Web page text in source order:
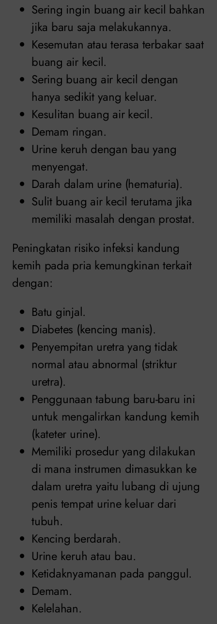
Sering ingin buang air kecil bahkan
jika baru saja melakukannya.
Kesemutan atau terasa terbakar saat
buang air kecil.
Sering buang air kecil dengan
hanya sedikit yang keluar.
Kesulitan buang air kecil.
Demam ringan.
Urine keruh dengan bau yang
menyengat.
Darah dalam urine (hematuria).
Sulit buang air kecil terutama jika
memiliki masalah dengan prostat.
Peningkatan risiko infeksi kandung
kemih pada pria kemungkinan terkait
dengan:
Batu ginjal.
Diabetes (kencing manis).
Penyempitan uretra yang tidak
normal atau abnormal (striktur
uretra).
Penggunaan tabung baru-baru ini
untuk mengalirkan kandung kemih
(kateter urine).
Memiliki prosedur yang dilakukan
di mana instrumen dimasukkan ke
dalam uretra yaitu lubang di ujung
penis tempat urine keluar dari
tubuh.
Kencing berdarah.
Urine keruh atau bau.
Ketidaknyamanan pada panggul.
Demam.
Kelelahan.